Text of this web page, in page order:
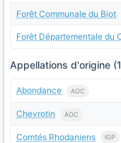
Forêt Communale du Biot
Forêt Départementale du
Appellations d'origine
Abondance AOC
Chevrotin AOC
Comtés Rhodaniens IGP